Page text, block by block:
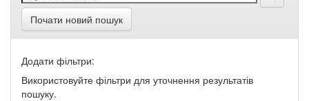
Почати новий пошук
Додати фільтри:
Використовуйте фільтри для уточнення результатів
пошуку.